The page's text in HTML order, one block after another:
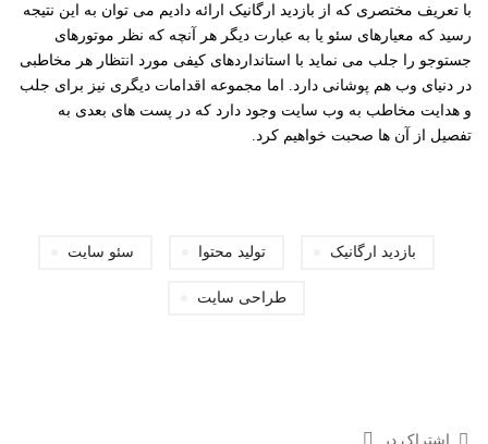
با تعریف مختصری که از بازدید ارگانیک ارائه دادیم می توان به این نتیجه
رسید که معیارهای سئو یا به عبارت دیگر هر آنچه که نظر موتورهای
جستوجو را جلب می نماید با استانداردهای کیفی مورد انتظار هر مخاطبی
در دنیای وب هم پوشانی دارد. اما مجموعه اقدامات دیگری نیز برای جلب
و هدایت مخاطب به وب سایت وجود دارد که در پست های بعدی به
تفصیل از آن ها صحبت خواهیم کرد.
بازدید ارگانیک تولید محتوا سئو سایت
طراحی سایت
اشتراک در